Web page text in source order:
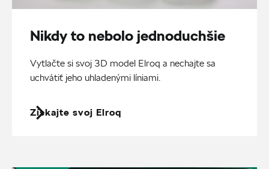
Nikdy to nebolo jednoduchšie
Vytlačte si svoj 3D model Elroq a nechajte sa
uchvátiť jeho uhladenými líniami.
Získajte svoj Elroq